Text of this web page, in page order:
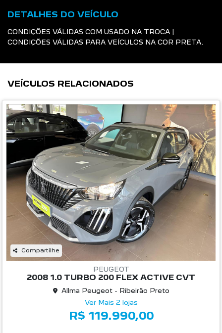
DETALHES DO VEÍCULO
CONDIÇÕES VÁLIDAS COM USADO NA TROCA |
CONDIÇÕES VÁLIDAS PARA VEÍCULOS NA COR PRETA.
VEÍCULOS RELACIONADOS
Compartilhe
PEUGEOT
2008 1.0 TURBO 200 FLEX ACTIVE CVT
Allma Peugeot - Ribeirão Preto
Ver Mais 2 lojas
R$ 119.990,00